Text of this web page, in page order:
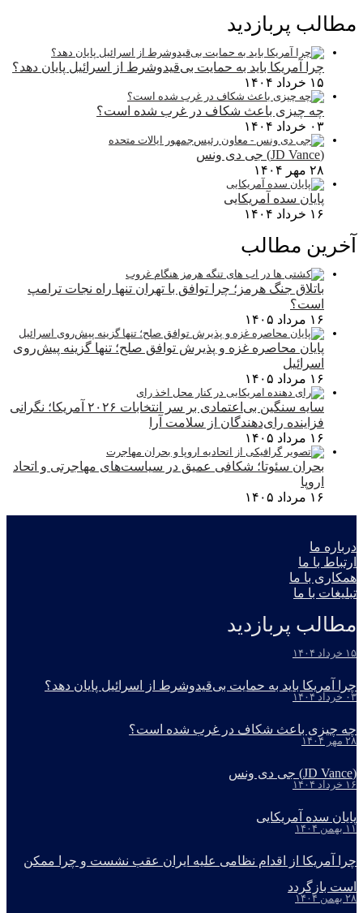
مطالب پربازدید
چرا آمریکا باید به حمایت بی‌قیدوشرط از اسرائیل پایان دهد؟
۱۵ خرداد ۱۴۰۴
چه چیزی باعث شکاف در غرب شده است؟
۰۳ خرداد ۱۴۰۴
(JD Vance) جی دی ونس
۲۸ مهر ۱۴۰۴
پایان سده آمریکایی
۱۶ خرداد ۱۴۰۴
آخرین مطالب
باتلاق جنگ هرمز؛ چرا توافق با تهران تنها راه نجات ترامپ
است؟
۱۶ مرداد ۱۴۰۵
پایان محاصره غزه و پذیرش توافق صلح؛ تنها گزینه پیش‌روی
اسرائیل
۱۶ مرداد ۱۴۰۵
سایه سنگین بی‌اعتمادی بر سر انتخابات ۲۰۲۶ آمریکا؛ نگرانی
فزاینده رای‌دهندگان از سلامت آرا
۱۶ مرداد ۱۴۰۵
بحران سئوتا؛ شکافی عمیق در سیاست‌های مهاجرتی و اتحاد
اروپا
۱۶ مرداد ۱۴۰۵
درباره ما
ارتباط با ما
همکاری با ما
تبلیغات با ما
مطالب پربازدید
۱۵ خرداد ۱۴۰۴
چرا آمریکا باید به حمایت بی‌قیدوشرط از اسرائیل پایان دهد؟
۰۳ خرداد ۱۴۰۴
چه چیزی باعث شکاف در غرب شده است؟
۲۸ مهر ۱۴۰۴
(JD Vance) جی دی ونس
۱۶ خرداد ۱۴۰۴
پایان سده آمریکایی
۱۱ بهمن ۱۴۰۴
چرا آمریکا از اقدام نظامی علیه ایران عقب نشست و چرا ممکن
است بازگردد
۲۸ بهمن ۱۴۰۴